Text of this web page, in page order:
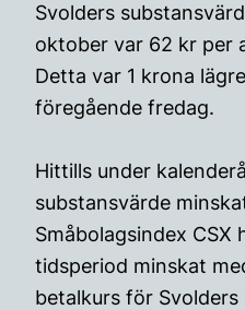
Svolders
oktober var 62 kr per
Detta var 1 krona
föregående fredag.
Hittills under
substansvärde
Småbolagsindex CSX
tidsperiod minskat
betalkurs för